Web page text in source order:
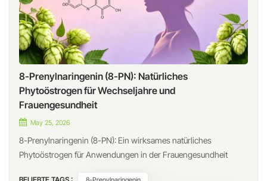
8-Prenylnaringenin (8-PN): Natürliches
Phytoöstrogen für Wechseljahre und
Frauengesundheit
May 25, 2026
8-Prenylnaringenin (8-PN): Ein wirksames natürliches
Phytoöstrogen für Anwendungen in der Frauengesundheit